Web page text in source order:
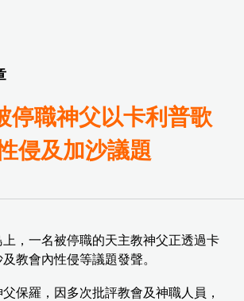
停職神父以卡利普歌
侵及加沙議題
，一名被停職的天主教神父正透過卡
教會內性侵等議題發聲。
保羅，因多次批評教會及神職人員，